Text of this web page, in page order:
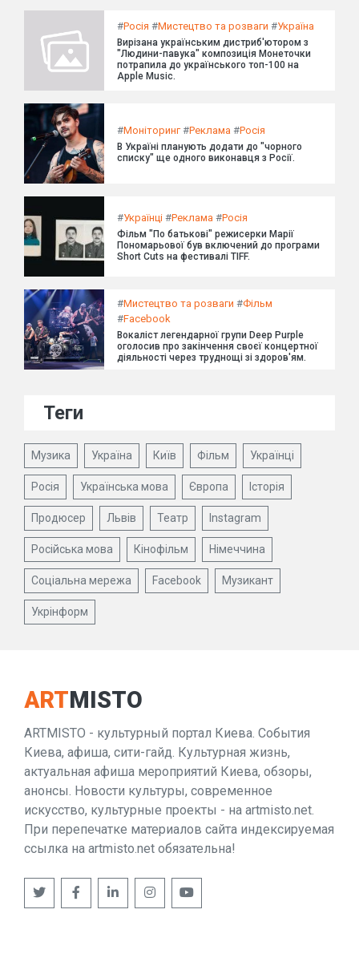
#Росія #Мистецтво та розваги #Україна
Вирізана українським дистриб'ютором з
"Людини-павука" композиція Монеточки
потрапила до українського топ-100 на
Apple Music.
#Моніторинг#Реклама #Росія
В Україні планують додати до "чорного
списку" ще одного виконавця з Росії.
#Українці #Реклама #Росія
Фільм "По батькові" режисерки Марії
Пономарьової був включений до програми
Short Cuts на фестивалі TIFF.
#Мистецтво та розваги #Фільм
#Facebook
Вокаліст легендарної групи Deep Purple
оголосив про закінчення своєї концертної
діяльності через труднощі зі здоров'ям.
Теги
Музика Україна Київ Фільм Українці
Росія Українська мова Європа Історія
Продюсер Львів Театр Instagram
Російська мова Кінофільм Німеччина
Соціальна мережа Facebook Музикант
Укрінформ
ARTMISTO
ARTMISTO - культурный портал Киева. События
Киева, афиша, сити-гайд. Культурная жизнь,
актуальная афиша мероприятий Киева, обзоры,
анонсы. Новости культуры, современное
искусство, культурные проекты - на artmisto.net.
При перепечатке материалов сайта индексируемая
ссылка на artmisto.net обязательна!